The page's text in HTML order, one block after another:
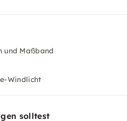
und Maßband
Windlicht
solltest